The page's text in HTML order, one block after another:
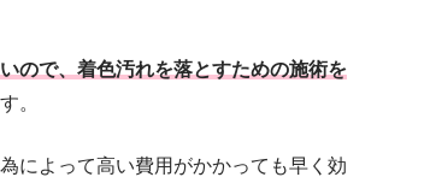
ので、着色汚れを落とすための施術を
。
によって高い費用がかかっても早く効